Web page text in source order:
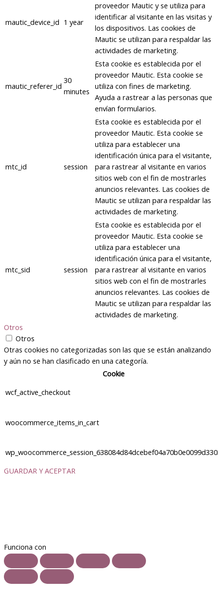
mautic_device_id 1 year
proveedor Mautic y se utiliza para
identificar al visitante en las visitas y
los dispositivos. Las cookies de
Mautic se utilizan para respaldar las
actividades de marketing.
mautic_referer_id
30
minutes
Esta cookie es establecida por el
proveedor Mautic. Esta cookie se
utiliza con fines de marketing.
Ayuda a rastrear a las personas que
envían formularios.
mtc_id session
Esta cookie es establecida por el
proveedor Mautic. Esta cookie se
utiliza para establecer una
identificación única para el visitante,
para rastrear al visitante en varios
sitios web con el fin de mostrarles
anuncios relevantes. Las cookies de
Mautic se utilizan para respaldar las
actividades de marketing.
mtc_sid session
Esta cookie es establecida por el
proveedor Mautic. Esta cookie se
utiliza para establecer una
identificación única para el visitante,
para rastrear al visitante en varios
sitios web con el fin de mostrarles
anuncios relevantes. Las cookies de
Mautic se utilizan para respaldar las
actividades de marketing.
Otros
Otros
Otras cookies no categorizadas son las que se están analizando
y aún no se han clasificado en una categoría.
Cookie
wcf_active_checkout
woocommerce_items_in_cart
GUARDAR Y ACEPTAR
Funciona con